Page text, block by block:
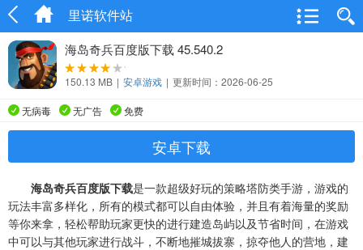
里诺软件站
海岛奇兵百度版下载 45.540.2
150.13 MB | 安卓游戏 | 更新时间：2026-06-25
无病毒 无广告 免费
安卓下载
海岛奇兵百度版下载是一款超级好玩的策略塔防类手游，游戏的
玩法丰富多样化，所有的模式都可以自由体验，并且有着海量的奖励
等你来拿，轻松帮助玩家更快的进行建造岛屿以及节省时间，在游戏
中可以与其他玩家进行战斗，不断地摧城拔寨，掠夺他人的营地，建